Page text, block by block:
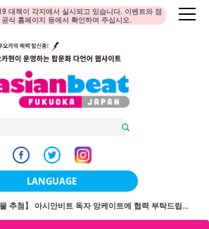
대책이 각지에서 실시되고 있습니다. 이벤트와 점
식 홈페이지 등에서 확인하여 주십시오.
LANGUAGE
日本語
물 추첨】 아시안비트 독자 앙케이트에 협력 부탁드립...